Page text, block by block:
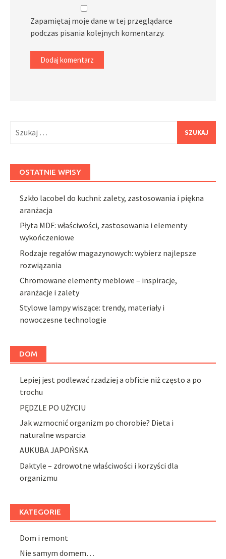
Zapamiętaj moje dane w tej przeglądarce
podczas pisania kolejnych komentarzy.
OSTATNIE WPISY
Szkło lacobel do kuchni: zalety, zastosowania i piękna
aranżacja
Płyta MDF: właściwości, zastosowania i elementy
wykończeniowe
Rodzaje regałów magazynowych: wybierz najlepsze
rozwiązania
Chromowane elementy meblowe – inspiracje,
aranżacje i zalety
Stylowe lampy wiszące: trendy, materiały i
nowoczesne technologie
DOM
Lepiej jest podlewać rzadziej a obficie niż często a po
trochu
PĘDZLE PO UŻYCIU
Jak wzmocnić organizm po chorobie? Dieta i
naturalne wsparcia
AUKUBA JAPOŃSKA
Daktyle – zdrowotne właściwości i korzyści dla
organizmu
KATEGORIE
Dom i remont
Nie samym domem…